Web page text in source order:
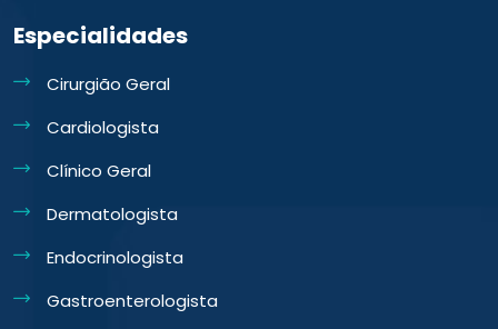
Especialidades
Cirurgião Geral
Cardiologista
Clínico Geral
Dermatologista
Endocrinologista
Gastroenterologista